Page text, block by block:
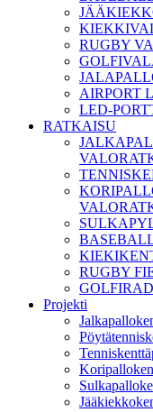
RUGBY
AIRPORT
LED-
RATKAISU
RUGBY
Projekti